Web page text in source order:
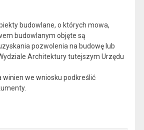
budowlane, o których mowa,
budowlanym objęte są
pozwolenia na budowę lub
Architektury tutejszym Urzędu
winien we wniosku podkreślić